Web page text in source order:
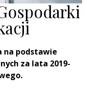
na podstawie
za lata 2019-